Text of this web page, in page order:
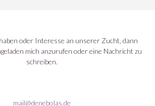
oder Interesse an unserer Zucht, dann
mich anzurufen oder eine Nachricht zu
schreiben.
mail@denebolas.de